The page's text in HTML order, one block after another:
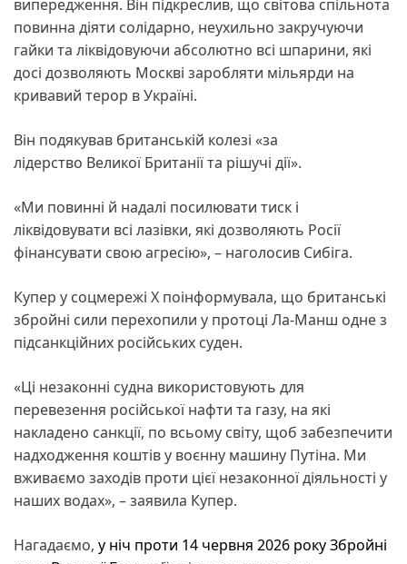
випередження. Він підкреслив, що світова спільнота
повинна діяти солідарно, неухильно закручуючи
гайки та ліквідовуючи абсолютно всі шпарини, які
досі дозволяють Москві заробляти мільярди на
кривавий терор в Україні.
Він подякував британській колезі «за
лідерство Великої Британії та рішучі дії».
«Ми повинні й надалі посилювати тиск і
ліквідовувати всі лазівки, які дозволяють Росії
фінансувати свою агресію», – наголосив Сибіга.
Купер у соцмережі Х поінформувала, що британські
збройні сили перехопили у протоці Ла-Манш одне з
підсанкційних російських суден.
«Ці незаконні судна використовують для
перевезення російської нафти та газу, на які
накладено санкції, по всьому світу, щоб забезпечити
надходження коштів у воєнну машину Путіна. Ми
вживаємо заходів проти цієї незаконної діяльності у
наших водах», – заявила Купер.
Нагадаємо, у ніч проти 14 червня 2026 року Збройні